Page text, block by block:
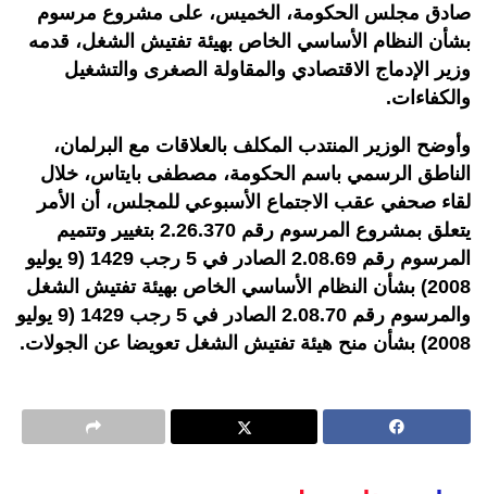
صادق مجلس الحكومة، الخميس، على مشروع مرسوم
بشأن النظام الأساسي الخاص بهيئة تفتيش الشغل، قدمه
وزير الإدماج الاقتصادي والمقاولة الصغرى والتشغيل
والكفاءات.
وأوضح الوزير المنتدب المكلف بالعلاقات مع البرلمان،
الناطق الرسمي باسم الحكومة، مصطفى بايتاس، خلال
لقاء صحفي عقب الاجتماع الأسبوعي للمجلس، أن الأمر
يتعلق بمشروع المرسوم رقم 2.26.370 بتغيير وتتميم
المرسوم رقم 2.08.69 الصادر في 5 رجب 1429 (9 يوليو
2008) بشأن النظام الأساسي الخاص بهيئة تفتيش الشغل
والمرسوم رقم 2.08.70 الصادر في 5 رجب 1429 (9 يوليو
2008) بشأن منح هيئة تفتيش الشغل تعويضا عن الجولات.